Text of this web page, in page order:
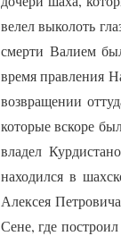
велел выколоть
смерти Валием
время правления
возвращении
которые вскоре
владел
находился в
Алексея
Сене, где